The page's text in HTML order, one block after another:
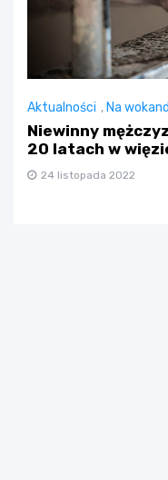
Aktualności , Na
Niewinny
20 latach w
24 listopada 2022